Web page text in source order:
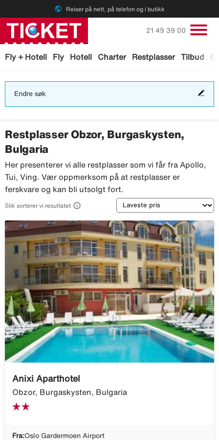
public Reiser på nett, på telefon og i butikk
Fly + Hotell Fly Hotell Charter Restplasser Tilbud
Ring oss på
21 49 39 00
Endre søk
Restplasser Obzor, Burgaskysten,
Bulgaria
Her presenterer vi alle restplasser som vi får fra Apollo,
Tui, Ving. Vær oppmerksom på at restplasser er
ferskvare og kan bli utsolgt fort.
Slik sorterer vi resultatet  Sortering
Anixi Aparthotel
Obzor, Burgaskysten, Bulgaria
Fra:Oslo Gardermoen Airport